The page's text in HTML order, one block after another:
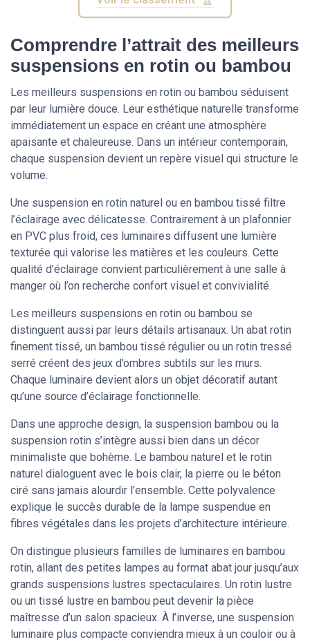
Comprendre l’attrait des meilleurs
suspensions en rotin ou bambou
Les meilleurs suspensions en rotin ou bambou séduisent
par leur lumière douce. Leur esthétique naturelle transforme
immédiatement un espace en créant une atmosphère
apaisante et chaleureuse. Dans un intérieur contemporain,
chaque suspension devient un repère visuel qui structure le
volume.
Une suspension en rotin naturel ou en bambou tissé filtre
l’éclairage avec délicatesse. Contrairement à un plafonnier
en PVC plus froid, ces luminaires diffusent une lumière
texturée qui valorise les matières et les couleurs. Cette
qualité d’éclairage convient particulièrement à une salle à
manger où l’on recherche confort visuel et convivialité.
Les meilleurs suspensions en rotin ou bambou se
distinguent aussi par leurs détails artisanaux. Un abat rotin
finement tissé, un bambou tissé régulier ou un rotin tressé
serré créent des jeux d’ombres subtils sur les murs.
Chaque luminaire devient alors un objet décoratif autant
qu’une source d’éclairage fonctionnelle.
Dans une approche design, la suspension bambou ou la
suspension rotin s’intègre aussi bien dans un décor
minimaliste que bohème. Le bambou naturel et le rotin
naturel dialoguent avec le bois clair, la pierre ou le béton
ciré sans jamais alourdir l’ensemble. Cette polyvalence
explique le succès durable de la lampe suspendue en
fibres végétales dans les projets d’architecture intérieure.
On distingue plusieurs familles de luminaires en bambou
rotin, allant des petites lampes au format abat jour jusqu’aux
grands suspensions lustres spectaculaires. Un rotin lustre
ou un tissé lustre en bambou peut devenir la pièce
maîtresse d’un salon spacieux. À l’inverse, une suspension
luminaire plus compacte conviendra mieux à un couloir ou à